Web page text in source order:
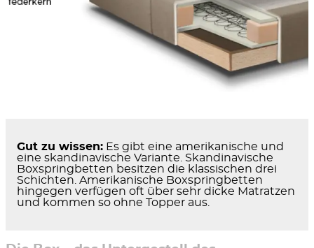
Gut zu wissen: Es gibt eine amerikanische und
eine skandinavische Variante. Skandinavische
Boxspringbetten besitzen die klassischen drei
Schichten. Amerikanische Boxspringbetten
hingegen verfügen oft über sehr dicke Matratzen
und kommen so ohne Topper aus.